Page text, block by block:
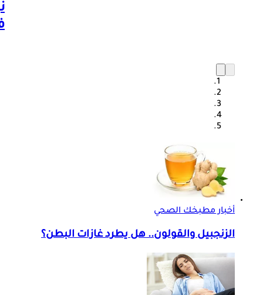
أخبار مطبخك الصحي
الزنجبيل والقولون.. هل يطرد غازات البطن؟